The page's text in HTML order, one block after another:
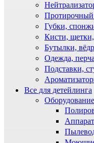
Протирочный
Губки,
Кисти,
Бутылки,
Одежда,
Подставки,
Все для детейлинга
Оборудование